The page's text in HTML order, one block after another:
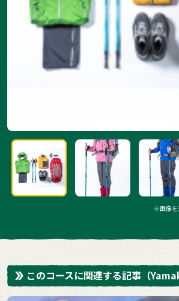
※画像を
このコースに関連する記事 （